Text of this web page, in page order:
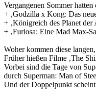
Vergangenen Sommer
+ ‚Godzilla x Kong: Das
+ ‚Königreich des Planet der
+ ‚Furiosa: Eine Mad Max-
Woher kommen diese
Früher hießen Filme ‚The
Vorbei sind die Tage von
durch Superman: Man of
Und der Doppelpunkt